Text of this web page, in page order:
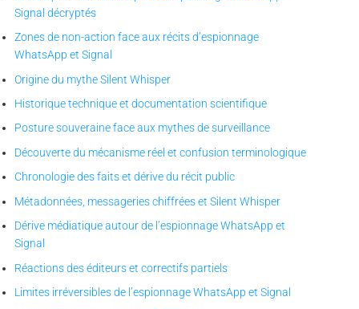
Signal décryptés
Zones de non-action face aux récits d’espionnage
WhatsApp et Signal
Origine du mythe Silent Whisper
Historique technique et documentation scientifique
Posture souveraine face aux mythes de surveillance
Découverte du mécanisme réel et confusion terminologique
Chronologie des faits et dérive du récit public
Métadonnées, messageries chiffrées et Silent Whisper
Dérive médiatique autour de l’espionnage WhatsApp et
Signal
Réactions des éditeurs et correctifs partiels
Limites irréversibles de l’espionnage WhatsApp et Signal